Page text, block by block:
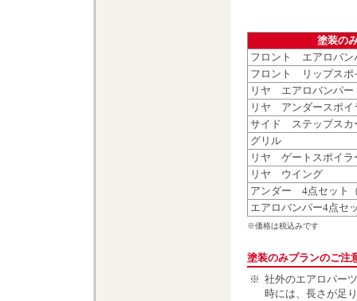
塗装の
フロント エアロバン
フロント リップスポ
リヤ エアロバンパー
リヤ アンダースポイ
サイド ステップスカ
グリル
リヤ ゲートスポイラ
リヤ ウイング
アンダー 4点セット
エアロバンパー4点セ
※価格は税込みです
塗装のみプランのご注
※ 社外のエアロパー
時には、長さが足